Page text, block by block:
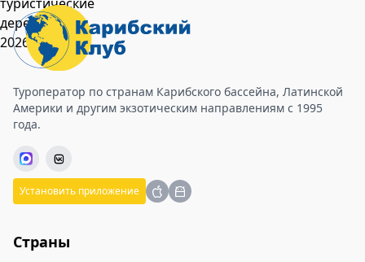
Туроператор по странам Карибского бассейна, Латинской
Америки и другим экзотическим направлениям с 1995
года.
Установить приложение
Страны